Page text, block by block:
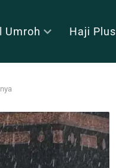
Umroh Haji Plus